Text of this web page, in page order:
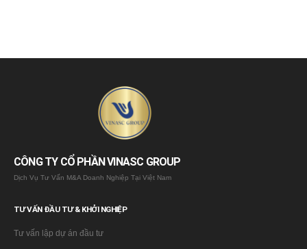
CÔNG TY CỔ PHẦN VINASC GROUP
Dịch Vụ Tư Vấn M&A Doanh Nghiệp Tại Việt Nam
TƯ VẤN ĐẦU TƯ & KHỞI NGHIỆP
Tư vấn lập dự án đầu tư